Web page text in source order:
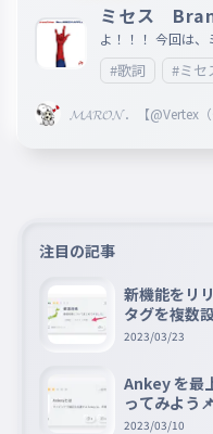
ミセス
よ！！！ 今回は
dNew 」 でござ
ーマン：ブラン
）の日本版主題歌 となっておりますぅ。 マーベル・スタジ
オ社長のケヴィン
接会話を重ねて制
独な世界で戦う
情に寄り添った
#歌詞 #ミセ
𝓜𝓐𝓡𝓞𝓝．【@Vertex
注目の記事
新機能をリ
タグを複数
2023/03/23
Ankey を最
ってみよう📌
2023/03/10